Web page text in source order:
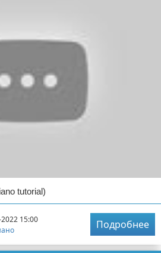
tutorial)
15:00
Подробнее